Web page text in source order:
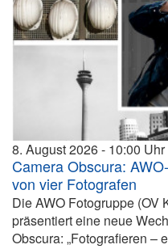
8. August 2026 10:00
Camera Obscura:
von vier Fotografen
Die AWO Fotogruppe (OV
präsentiert eine neue
Obscura: „Fotografieren –